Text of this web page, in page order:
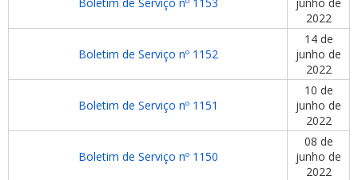
2022
Boletim de Serviço nº 1152
14 de
junho de
2022
Boletim de Serviço nº 1151
10 de
junho de
2022
Boletim de Serviço nº 1150
08 de
junho de
2022